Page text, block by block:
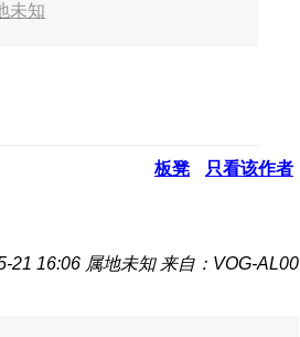
未知
板凳 只看该作者
21 16:06 属地未知 来自：VOG-AL00